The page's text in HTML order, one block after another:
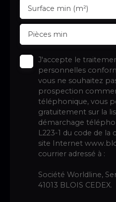
Surface min (m²)
Pièces min
J'accepte le
personnelles
vous ne souhaitez
prospection
téléphonique, vous
gratuitement sur la
démarchage
L223-1 du code de
site Internet
courrier adressé à :
Société Worldline,
41013 BLOIS CEDEX.